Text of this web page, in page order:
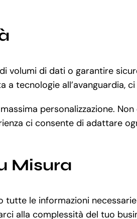
volumi di dati o garantire
a tecnologie
personalizzazione.
ci consente di adattare
Misura
tutte le informazioni
alla complessità del tuo